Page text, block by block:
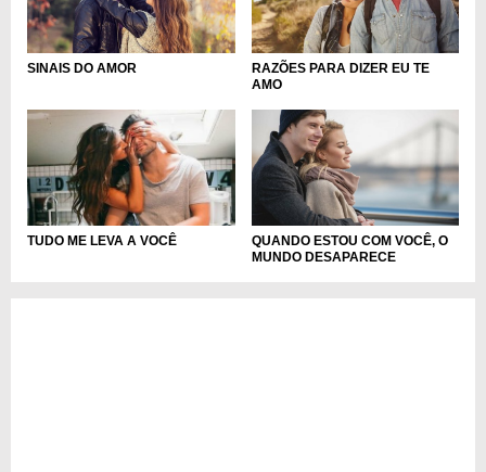
SINAIS DO AMOR
RAZÕES PARA DIZER EU TE
AMO
TUDO ME LEVA A VOCÊ
QUANDO ESTOU COM VOCÊ, O
MUNDO DESAPARECE